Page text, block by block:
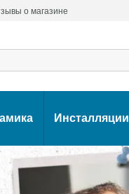
о магазине
Инсталляции